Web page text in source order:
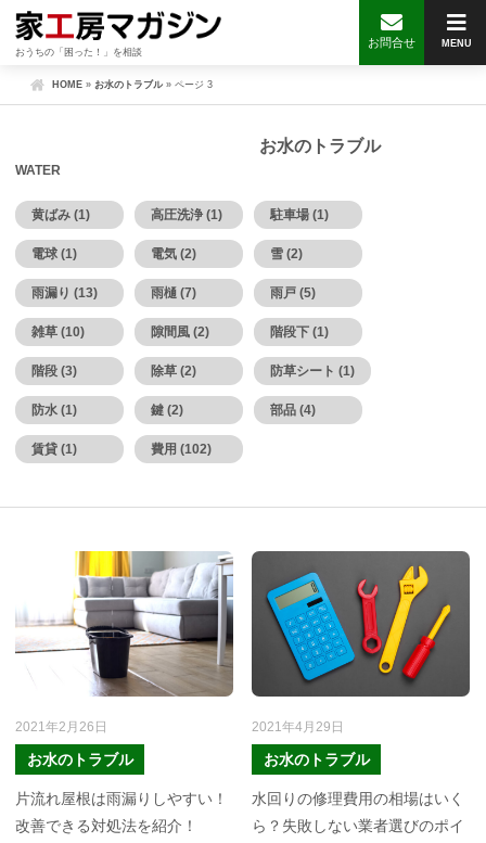
おうちの「困った！」を相談
MENU
お問合せ
HOME » お水のトラブル » ページ 3
お水のトラブル
WATER
黄ばみ (1) 高圧洗浄 (1) 駐車場 (1)
電球 (1) 電気 (2) 雪 (2)
雨漏り (13) 雨樋 (7) 雨戸 (5)
雑草 (10) 隙間風 (2) 階段下 (1)
階段 (3) 除草 (2) 防草シート (1)
防水 (1) 鍵 (2) 部品 (4)
賃貸 (1) 費用 (102)
2021年2月26日
お水のトラブル
片流れ屋根は雨漏りしやすい！
改善できる対処法を紹介！
2021年4月29日
お水のトラブル
水回りの修理費用の相場はいく
ら？失敗しない業者選びのポイ